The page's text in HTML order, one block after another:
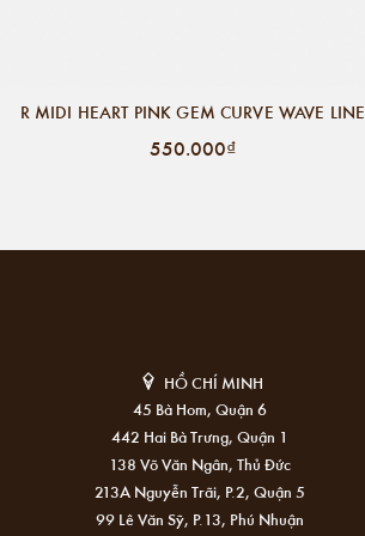
R MIDI HEART PINK GEM CURVE WAVE LINE
550.000₫
HỒ CHÍ MINH
45 Bà Hom, Quận 6
442 Hai Bà Trưng, Quận 1
138 Võ Văn Ngân, Thủ Đức
213A Nguyễn Trãi, P.2, Quận 5
99 Lê Văn Sỹ, P.13, Phú Nhuận